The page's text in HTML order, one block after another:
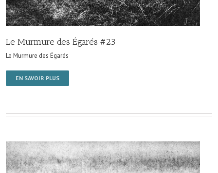
Le Murmure des Égarés #23
Le Murmure des Égarés
EN SAVOIR PLUS